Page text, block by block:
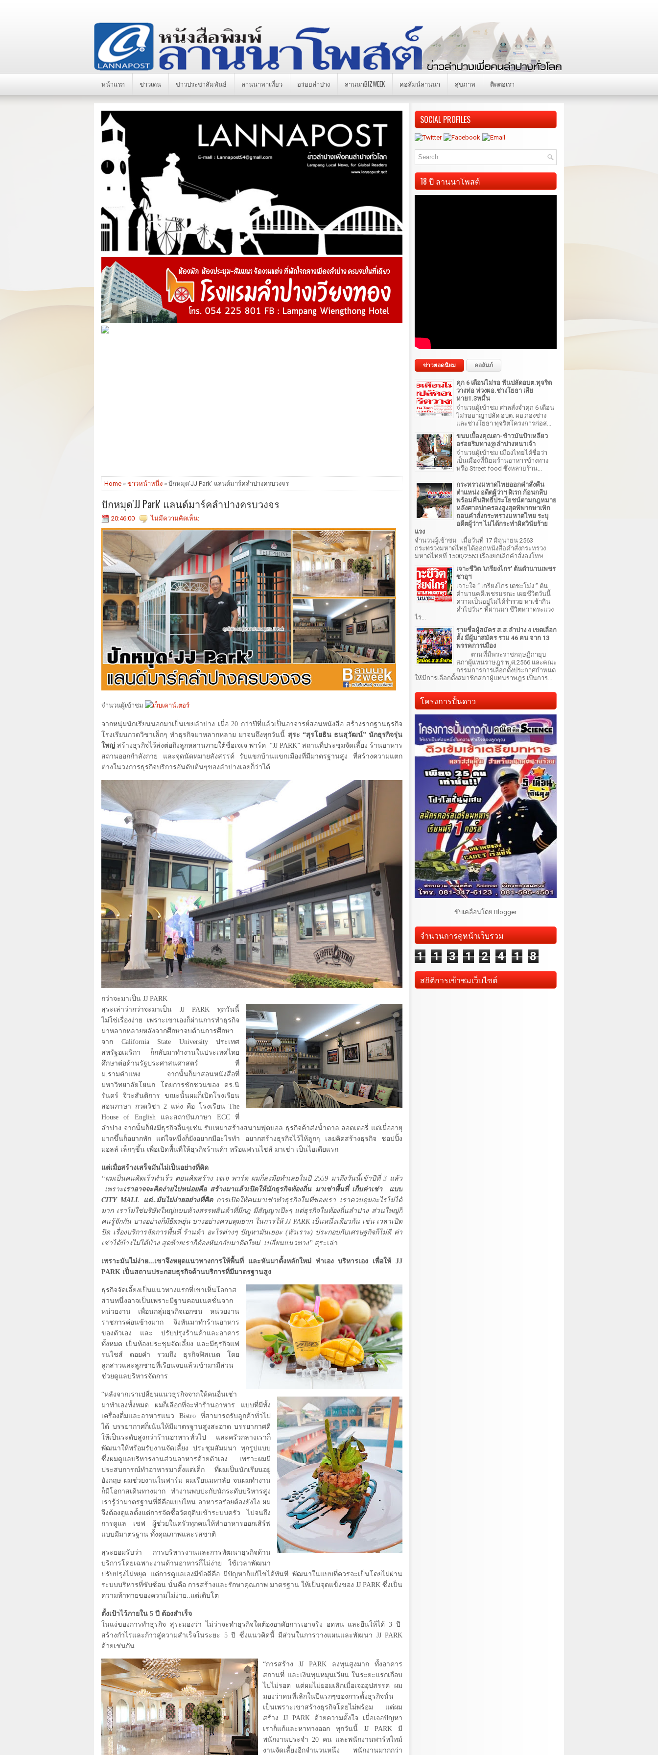
หน้าแรก ข่าวเด่น ข่าวประชาสัมพันธ์ ลานนาพาเที่ยว อร่อยลำปาง ลานนาBIZWEEK คอลัมน์ลานนา สุขภาพ ติดต่อเรา
Home » ข่าวหน้าหนึ่ง » ปักหมุด'JJ Park' แลนด์มาร์คลำปางครบวงจร
ปักหมุด'JJ Park' แลนด์มาร์คลำปางครบวงจร
20:46:00 ไม่มีความคิดเห็น:
จำนวนผู้เข้าชม
จากหนุ่มนักเรียนนอกมาเป็นเขยลำปาง เมื่อ 20 กว่าปีที่แล้วเป็นอาจารย์สอนหนังสือ สร้างรากฐานธุรกิจ
โรงเรียนกวดวิชาเล็กๆ ทำธุรกิจมาหลากหลาย มาจนถึงทุกวันนี้ สุระ “สุรโยธิน ธนสุวัฒน์” นักธุรกิจรุ่น
ใหญ่ สร้างธุรกิจไว้ส่งต่อถึงลูกหลานภายใต้ชื่อเจเจ พาร์ค “JJ PARK” สถานที่ประชุมจัดเลี้ยง ร้านอาหาร
สถานออกกำลังกาย และจุดนัดหมายสังสรรค์ รับแขกบ้านแขกเมืองที่มีมาตรฐานสูง ที่สร้างความแตก
ต่างในวงการธุรกิจบริการอันดับต้นๆของลำปางเลยก็ว่าได้
กว่าจะมาเป็น JJ PARK
สุระเล่าว่ากว่าจะมาเป็น JJ PARKทุกวันนี้
ไม่ใช่เรื่องง่าย เพราะเขาเองก็ผ่านการทำธุรกิจ
มาหลากหลายหลังจากศึกษาจบด้านการศึกษา
จาก California State Universityประเทศ
สหรัฐอเมริกา ก็กลับมาทำงานในประเทศไทย
ศึกษาต่อด้านรัฐประศาสนศาสตร์ ที่
ม.รามคำแหง จากนั้นก็มาสอนหนังสือที่
มหาวิทยาลัยโยนก โดยการชักชวนของ ดร.นิ
รันดร์ จิวะสันติการ ขณะนั้นผมก็เปิดโรงเรียน
สอนภาษา กวดวิชา 2 แห่ง คือ โรงเรียน The
House of English และสถาบันภาษา ECCที่
ลำปาง จากนั้นก็ยังมีธุรกิจอื่นๆเช่น รับเหมาสร้างสนามฟุตบอล ธุรกิจค้าส่งน้ำตาล ลอตเตอรี่ แต่เมื่ออายุ
มากขึ้นก็อยากพัก แต่ใจหนึ่งก็ยังอยากมีอะไรทำ อยากสร้างธุรกิจไว้ให้ลูกๆ เลยคิดสร้างธุรกิจ ชอปปิ้ง
มอลล์ เล็กๆขึ้น เพื่อเปิดพื้นที่ให้ธุรกิจร้านค้า หรือแฟรนไชส์ มาเช่า เป็นไอเดียแรก
แต่เมื่อสร้างเสร็จมันไม่เป็นอย่างที่คิด
“ผมเป็นคนคิดเร็วทำเร็ว ตอนคิดสร้าง เจเจ พาร์ค ผมก็ลงมือทำเลยในปี 2559 มาถึงวันนี้เข้าปีที่ 3 แล้ว
เพราะเราอาจจะคิดง่ายไปหน่อยคือ สร้างมาแล้วเปิดให้นักธุรกิจท้องถิ่น มาเช่าพื้นที่ เก็บค่าเช่า
แบบ
CITY MALL แต่..มันไม่ง่ายอย่างที่คิดการเปิดให้คนมาเช่าทำธุรกิจในที่ของเรา เราควบคุมอะไรไม่ได้
มาก เราไม่ใช่บริษัทใหญ่แบบห้างสรรพสินค้าที่มีกฎ มีสัญญาเป๊ะๆ แต่ธุรกิจในท้องถิ่นลำปาง ส่วนใหญ่ก็
คนรู้จักกัน บางอย่างก็มียืดหยุ่น บางอย่างควบคุมยาก ในการให้JJ PARK เป็นหนึ่งเดียวกัน เช่น เวลาเปิด
ปิด เรื่องบริการจัดการพื้นที่ ร้านค้า อะไรต่างๆ ปัญหามันเยอะ (หัวเราะ) ประกอบกับเศรษฐกิจก็ไม่ดี ค่า
เช่าได้บ้างไม่ได้บ้าง สุดท้ายเราก็ต้องหันกลับมาคิดใหม่..เปลี่ยนแนวทาง” สุระเล่า
เพราะมันไม่ง่าย...เขาจึงหยุดแนวทางการให้พื้นที่ และหันมาตั้งหลักใหม่ ทำเอง บริหารเอง เพื่อให้ JJ
PARK เป็นสถานประกอบธุรกิจด้านบริการที่มีมาตรฐานสูง
ธุรกิจจัดเลี้ยงเป็นแนวทางแรกที่เขาเห็นโอกาส
ส่วนหนึ่งอาจเป็นเพราะมีฐานคอนเนคชั่นจาก
หน่วยงาน เพื่อนกลุ่มธุรกิจเอกชน หน่วยงาน
ราชการค่อนข้างมาก จึงหันมาทำร้านอาหาร
ของตัวเอง และ ปรับปรุงร้านค้าและอาคาร
ทั้งหมด เป็นห้องประชุมจัดเลี้ยง และมีธุรกิจแฟ
รนไชส์ ดอยคำ รวมถึง ธุรกิจฟิสเนต โดย
ลูกสาวและลูกชายที่เรียนจบแล้วเข้ามามีส่วน
ช่วยดูแลบริหารจัดการ
“หลังจากเราเปลี่ยนแนวธุรกิจจากให้คนอื่นเช่า
มาทำเองทั้งหมด ผมก็เลือกที่จะทำร้านอาหาร แบบที่มีทั้ง
เครื่องดื่มและอาหารแนว Bistro ที่สามารถรับลูกค้าทั่วไป
ได้ บรรยากาศก็เน้นให้มีมาตรฐานสูงสะอาด บรรยากาศดี
ให้เป็นระดับสูงกว่าร้านอาหารทั่วไป และครัวกลางเราก็
พัฒนาให้พร้อมรับงานจัดเลี้ยง ประชุมสัมมนา ทุกรูปแบบ
ซึ่งผมดูแลบริหารงานส่วนอาหารด้วยตัวเอง เพราะผมมี
ประสบการณ์ทำอาหารมาตั้งแต่เด็ก ที่ผมเป็นนักเรียนอยู่
อังกฤษ ผมช่วยงานในฟาร์ม ผมเรียนมหาลัย จนผมทำงาน
ก็มีโอกาสเดินทางมาก ทำงานพบปะกับนักระดับบริหารสูง
เรารู้ว่ามาตรฐานที่ดีคือแบบไหน อาหารอร่อยต้องยังไง ผม
จึงต้องดูแลตั้งแต่การจัดซื้อวัตถุดิบเข้าระบบครัว ไปจนถึง
การดูแล เชฟ ผู้ช่วยในครัวทุกคนให้ทำอาหารออกเสิร์ฟ
แบบมีมาตรฐาน ทั้งคุณภาพและรสชาติ
สุระยอมรับว่า การบริหารงานและการพัฒนาธุรกิจด้าน
บริการโดยเฉพาะงานด้านอาหารก็ไม่ง่าย ใช้เวลาพัฒนา
ปรับปรุงไม่หยุด แต่การดูแลเองมีข้อดีคือ มีปัญหาก็แก้ไขได้ทันที พัฒนาในแบบที่ควรจะเป็นโดยไม่ผ่าน
ระบบบริหารที่ซับซ้อน นั่นคือ การสร้างและรักษาคุณภาพ มาตรฐาน ให้เป็นจุดแข็งของ JJ PARK ซึ่งเป็น
ความท้าทายของความไม่ง่าย..แต่เติบโต
ตั้งเป้าไว้ภายใน 5 ปี ต้องสำเร็จ
ในแง่ของการทำธุรกิจ สุระมองว่า ไม่ว่าจะทำธุรกิจใดต้องอาศัยการเอาจริง อดทน และยืนให้ได้3 ปี
สร้างกำไรและก้าวสู่ความสำเร็จในระยะ 5ปี ซึ่งแนวคิดนี้ มีส่วนในการวางแผนและพัฒนา JJ PARK
ด้วยเช่นกัน
“การสร้าง JJ PARK ลงทุนสูงมาก ทั้งอาคาร
สถานที่ และเงินทุนหมุนเวียน ในระยะแรกเกือบ
ไปไม่รอด แต่ผมไม่ยอมเลิกเมื่อเจออุปสรรค ผม
มองว่าคนที่เลิกในปีแรกๆของการตั้งธุรกิจนั่น
เป็นเพราะเขาสร้างธุรกิจโดยไม่พร้อม แต่ผม
สร้าง JJ PARK ด้วยความตั้งใจ เมื่อเจอปัญหา
เราก็แก้และหาทางออก ทุกวันนี้ JJ PARK มี
พนักงานประจำ20 คน และพนักงานพาร์ทไทม์
งานจัดเลี้ยงอีกจำนวนหนึ่ง พนักงานมากกว่า
SOCIAL PROFILES
18 ปี ลานนาโพสต์
ข่าวยอดนิยม คอลัมภ์
คุก 6 เดือนไม่รอ ฟันปลัดอบต.ทุจริต
วางท่อ พ่วงผอ.ช่างโยธา เสีย
หาย1.3หมื่น
จำนวนผู้เข้าชม ศาลสั่งจำคุก 6 เดือน
ไม่รออาญาปลัด อบต. ผอ.กองช่าง
และช่างโยธา ทุจริตโครงการก่อส...
ขนมเบื้องคุณตา-ข้าวมันป้าเหลียว
อร่อยริมทาง@ลำปางหนาเจ้า
จำนวนผู้เข้าชม เมืองไทยได้ชื่อว่า
เป็นเมืองที่นิยมร้านอาหารข้างทาง
หรือ Street food ซึ่งหลายร้าน...
กระทรวงมหาดไทยออกคำสั่งคืน
ตำแหน่ง อดีตผู้ว่าฯ ดิเรก ก้อนกลีบ
พร้อมคืนสิทธิ์ประโยชน์ตามกฎหมาย
หลังศาลปกครองสูงสุดพิพากษาเพิก
ถอนคำสั่งกระทรวงมหาดไทย ระบุ
อดีตผู้ว่าฯ ไม่ได้กระทำผิดวินัยร้าย
แรง
จำนวนผู้เข้าชม เมื่อวันที่ 17 มิถุนายน 2563
กระทรวงมหาดไทยได้ออกหนังสือคำสั่งกระทรวง
มหาดไทยที่ 1500/2563 เรื่องยกเลิกคำสั่งลงโทษ ...
เจาะชีวิต 'เกรียงไกร' ต้นตำนานเพชร
ซาอุฯ
เจาะใจ “ เกรียงไกร เตชะโม่ง ” ต้น
ตำนานคดีเพชรมรณะ เผยชีวิตวันนี้
ความเป็นอยู่ไม่ได้ร่ำรวย หาเช้ากิน
ค่ำไปวันๆ ที่ผ่านมา ชีวิตหวาดระแวง
ไร...
รายชื่อผู้สมัคร ส.ส.ลำปาง 4 เขตเลือก
ตั้ง มีผู้มาสมัคร รวม 46 คน จาก 13
พรรคการเมือง
ตามที่มีพระราชกฤษฎีกายุบ
สภาผู้แทนราษฎร พ.ศ.2566 และคณะ
กรรมการการเลือกตั้งประกาศกำหนด
ให้มีการเลือกตั้งสมาชิกสภาผู้แทนราษฎร เป็นการ...
โครงการปั้นดาว
ขับเคลื่อนโดย Blogger.
จำนวนการดูหน้าเว็บรวม
1 1 3 1 2 4 1 8
สถิติการเข้าชมเว็บไซต์